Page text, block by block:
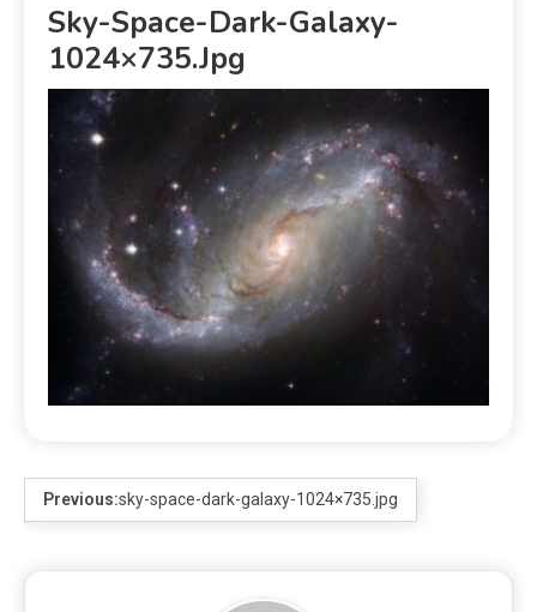
Sky-Space-Dark-Galaxy-
1024×735.jpg
Previous:sky-space-dark-galaxy-1024×735.jpg